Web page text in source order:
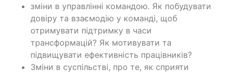
зміни в управлінні командою. Як побудувати
довіру та взаємодію у команді, щоб
отримувати підтримку в часи
трансформацій? Як мотивувати та
підвищувати ефективність працівників?
Зміни в суспільстві, про те, як сприяти